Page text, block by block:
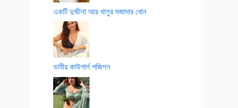
একটি দুর্ঘটনা আর খালুর মজাদার ধোন
ভাবীর কাউগার্ল পজিশন